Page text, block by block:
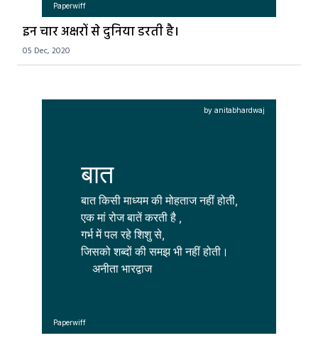
Paperwiff
इन चार अक्षरों से दुनिया डरती है।
05 Dec, 2020
बात
बात किसी माध्यम की मोहताज नहीं होती,
एक मां रोज बातें करती है ,
गर्भ में पल रहे शिशु से,
जिसको शब्दों की समझ भी नहीं होती।
    अनीता भारद्वाज
Paperwiff
by anitabhardwaj